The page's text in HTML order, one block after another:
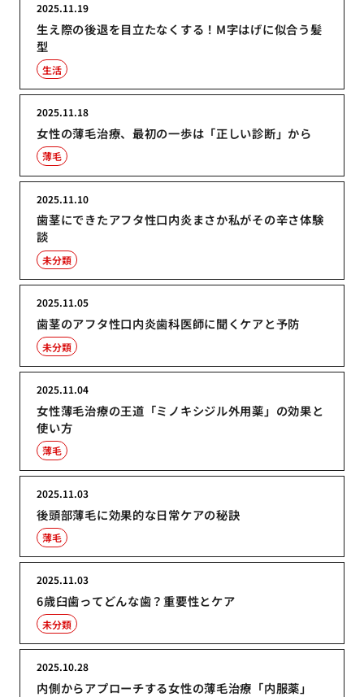
生え際の後退を目立たなくする！M字はげに似合う髪
型
2025.11.19
生活
女性の薄毛治療、最初の一歩は「正しい診断」から
2025.11.18
薄毛
歯茎にできたアフタ性口内炎まさか私がその辛さ体験
談
2025.11.10
未分類
歯茎のアフタ性口内炎歯科医師に聞くケアと予防
2025.11.05
未分類
女性薄毛治療の王道「ミノキシジル外用薬」の効果と
使い方
2025.11.04
薄毛
後頭部薄毛に効果的な日常ケアの秘訣
2025.11.03
薄毛
6歳臼歯ってどんな歯？重要性とケア
2025.11.03
未分類
内側からアプローチする女性の薄毛治療「内服薬」
2025.10.28